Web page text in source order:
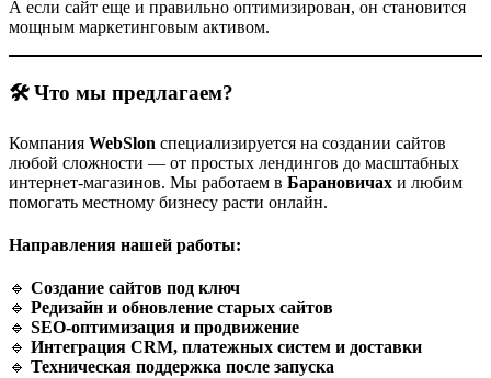
А если сайт еще и правильно оптимизирован, он становится
мощным маркетинговым активом.
🛠 Что мы предлагаем?
Компания WebSlon специализируется на создании сайтов
любой сложности — от простых лендингов до масштабных
интернет-магазинов. Мы работаем в Барановичах и любим
помогать местному бизнесу расти онлайн.
Направления нашей работы:
🔹 Создание сайтов под ключ
🔹 Редизайн и обновление старых сайтов
🔹 SEO-оптимизация и продвижение
🔹 Интеграция CRM, платежных систем и доставки
🔹 Техническая поддержка после запуска